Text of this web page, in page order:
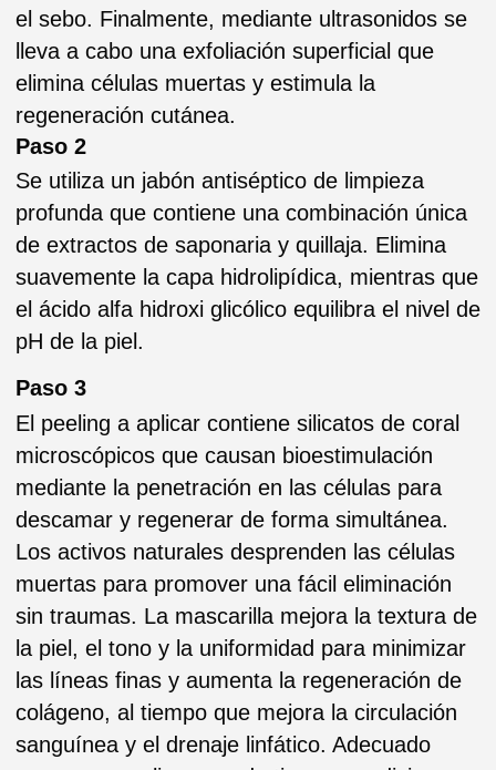
Después del peeling profundo, calmar y
suaviza la piel con esta mascarilla
descongestiva. Esta fórmula científicamente
avanzada logra una contracción de los poros
para bloquear todos sus ingredientes activos
una estimulación continua que permite una
mejor penetración de los ingredientes activos.
Absorbe el exceso de grasa, alivia la irritación
y limpia la piel, dando un aspecto más firme y
saludable.
Paso 5
El gel protector crea una capa protectora para
proteger la piel vulnerable de los
contaminantes ambientales como la suciedad y
los radicales libres. Además, este gel de base
botánica preserva sus ingredientes activos en
los poros para obtener un mejor resultado de
descamación, al mismo tiempo que reafirma y
tersa la piel.
la piel, el tono y la uniformidad para minimizar
las líneas finas y aumenta la regeneración de
colágeno, al tiempo que mejora la circulación
sanguínea y el drenaje linfático. Adecuado
para una amplia gama de tipos y condiciones
de la piel, incluyendo envejecimiento
prematuro y avanzado, el daño solar o la
decoloración como hiperpigmentación,
cicatrices profundas del acné y condiciones
post-acnéicas.
Paso 6
Formulado con manteca de karité, nutrientes y
ácidos grasos esenciales, este producto con
color alivia la piel, mejora la elasticidad y el
Paso 4